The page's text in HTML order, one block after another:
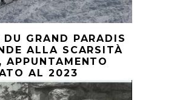
DU GRAND PARADIS
ALLA SCARSITÀ
APPUNTAMENTO
AL 2023